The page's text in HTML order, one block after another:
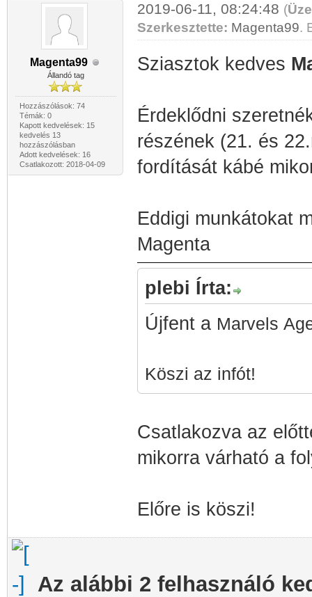
Magenta99
Állandó tag
Hozzászólások: 74
Témák: 0
Kapott kedvelések: 15
kedvelés 13
hozzászólásban
Adott kedvelések: 16
Csatlakozott: 2018-04-09
2019-06-11, 08:24:48 (
Szerkesztette: Magenta99.
Sziasztok kedves
Érdeklődni
részének (21. és
fordítását kábé
Eddigi munkátokat
Magenta
plebi Írta:
Újfent a Marvels
Köszi az infót!
Csatlakozva az
mikorra várható a
Előre is köszi!
Az alábbi 2 felhasználó